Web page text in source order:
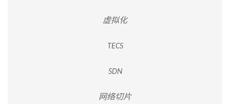
虚拟化
TECS
SDN
网络切片